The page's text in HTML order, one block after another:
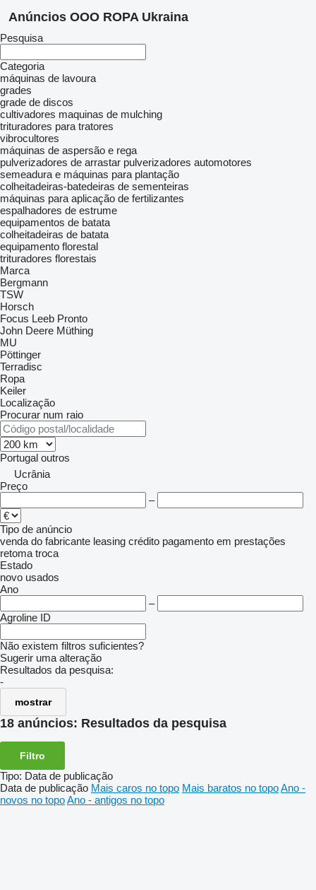
Anúncios OOO ROPA Ukraina
Pesquisa
Categoria
máquinas de lavoura
grades
grade de discos
cultivadores maquinas de mulching
trituradores para tratores
vibrocultores
máquinas de aspersão e rega
pulverizadores de arrastar pulverizadores automotores
semeadura e máquinas para plantação
colheitadeiras-batedeiras de sementeiras
máquinas para aplicação de fertilizantes
espalhadores de estrume
equipamentos de batata
colheitadeiras de batata
equipamento florestal
trituradores florestais
Marca
Bergmann
TSW
Horsch
Focus Leeb Pronto
John Deere Müthing
MU
Pöttinger
Terradisc
Ropa
Keiler
Localização
Procurar num raio
Portugal outros
Ucrânia
Preço
–
Tipo de anúncio
venda do fabricante leasing crédito pagamento em prestações
retoma troca
Estado
novo usados
Ano
–
Agroline ID
Não existem filtros suficientes?
Sugerir uma alteração
Resultados da pesquisa:
-
mostrar
18 anúncios: Resultados da pesquisa
Filtro
Tipo: Data de publicação
Data de publicação Mais caros no topo Mais baratos no topoAno -
novos no topoAno - antigos no topo